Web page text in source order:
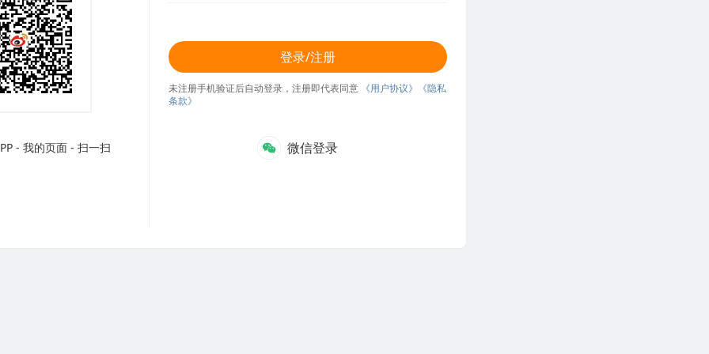
- 我的页面 - 扫一扫
登录/注册
未注册手机验证后自动登录，注册即代表同意 《用户协议》
《隐私
条款》
微信登录